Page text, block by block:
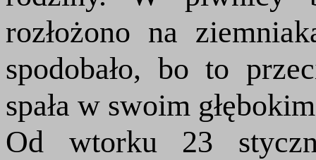
rozłożono na
spodobało, bo to
spała w swoim
Od wtorku 23